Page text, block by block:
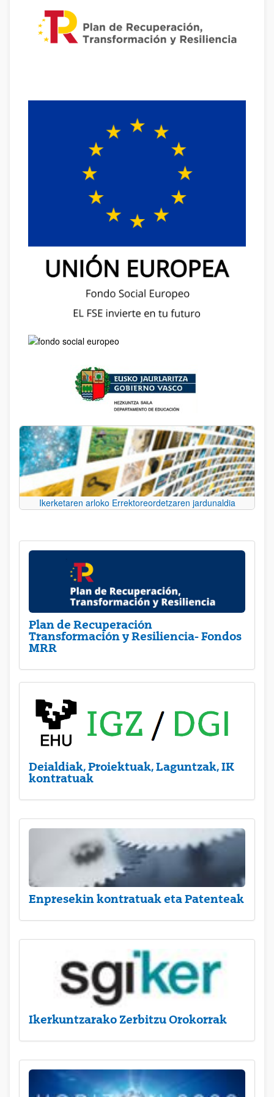
Ikerketaren arloko Errektoreordetzaren jardunaldia
Plan de Recuperación
Transformación y Resiliencia- Fondos
MRR
Deialdiak, Proiektuak, Laguntzak, IK
kontratuak
Enpresekin kontratuak eta Patenteak
Ikerkuntzarako Zerbitzu Orokorrak